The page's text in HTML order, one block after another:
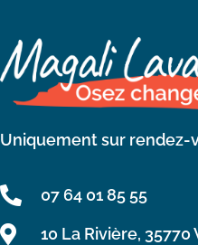
Uniquement sur rendez-
07 64 01 85 55
10 La Rivière,